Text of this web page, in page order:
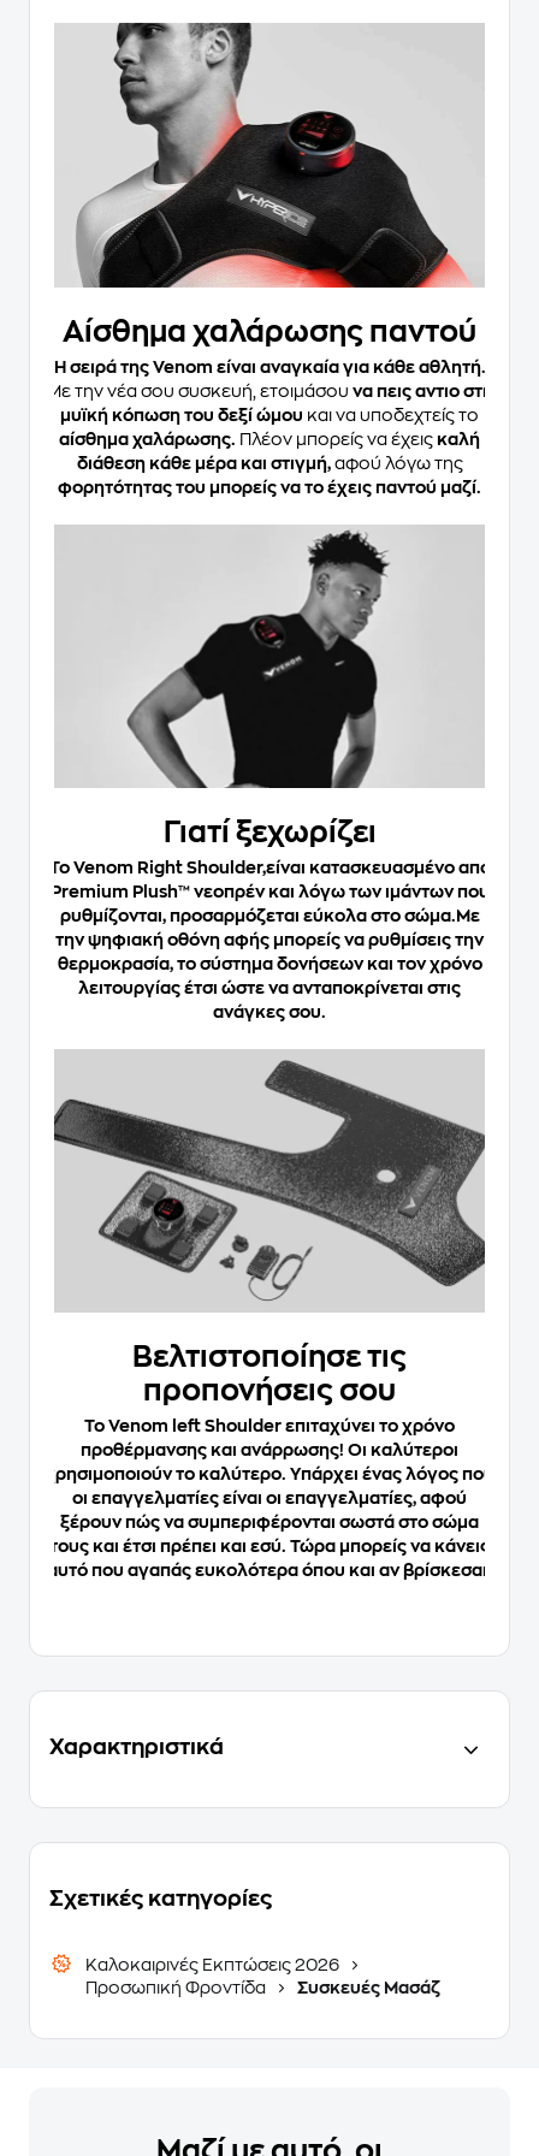
Αίσθημα χαλάρωσης παντού
Η σειρά της Venom είναι αναγκαία για κάθε αθλητή.
Με την νέα σου συσκευή, ετοιμάσου να πεις αντιο στη
μυϊκή κόπωση του δεξί ώμου και να υποδεχτείς το
αίσθημα χαλάρωσης. Πλέον μπορείς να έχεις καλή
διάθεση κάθε μέρα και στιγμή, αφού λόγω της
φορητότητας του μπορείς να το έχεις παντού μαζί.
Γιατί ξεχωρίζει
To Venom Right Shoulder,είναι κατασκευασμένο από
Premium Plush™ νεοπρέν και λόγω των ιμάντων που
ρυθμίζονται, προσαρμόζεται εύκολα στο σώμα.Με
την ψηφιακή οθόνη αφής μπορείς να ρυθμίσεις την
θερμοκρασία, το σύστημα δονήσεων και τον χρόνο
λειτουργίας έτσι ώστε να ανταποκρίνεται στις
ανάγκες σου.
Βελτιστοποίησε τις
προπονήσεις σου
Το Venom left Shoulder επιταχύνει το χρόνο
προθέρμανσης και ανάρρωσης! Οι καλύτεροι
χρησιμοποιούν το καλύτερο. Υπάρχει ένας λόγος που
οι επαγγελματίες είναι οι επαγγελματίες, αφού
ξέρουν πώς να συμπεριφέρονται σωστά στο σώμα
τους και έτσι πρέπει και εσύ. Τώρα μπορείς να κάνεις
αυτό που αγαπάς ευκολότερα όπου και αν βρίσκεσαι!
Χαρακτηριστικά
Σχετικές κατηγορίες
Καλοκαιρινές Εκπτώσεις 2026
Προσωπική Φροντίδα
Συσκευές Μασάζ